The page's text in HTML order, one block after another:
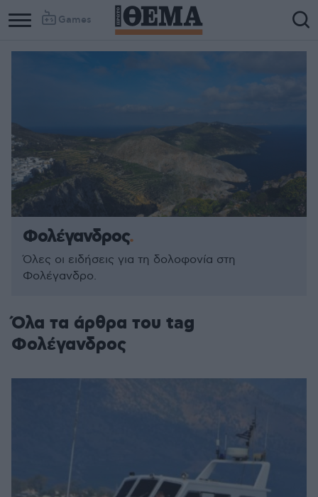
Games
Φολέγανδρος
Όλες οι ειδήσεις για τη δολοφονία στη
Φολέγανδρο.
Όλα τα άρθρα του tag
Φολέγανδρος